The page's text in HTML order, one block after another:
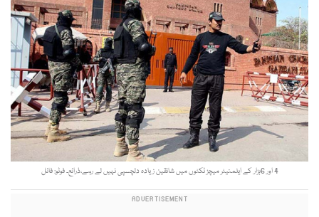
4 اور 6ہزار کے ایلمنیٹر میچز ٹکٹوں میں شائقین زیادہ دلچسپی نہیں لے رہے،ذرائع۔ فوٹو: فائل